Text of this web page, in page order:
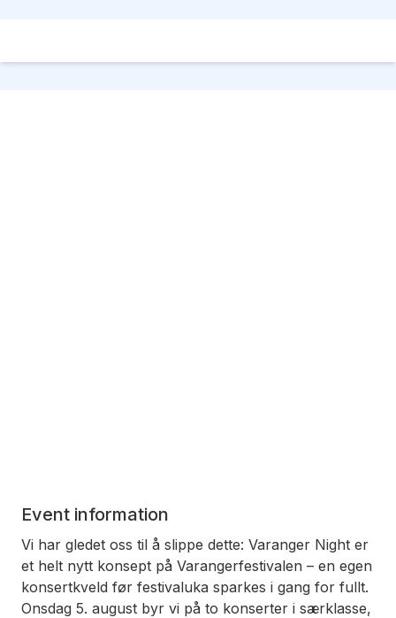
Event information
Vi har gledet oss til å slippe dette: Varanger Night er
et helt nytt konsept på Varangerfestivalen – en egen
konsertkveld før festivaluka sparkes i gang for fullt.
Onsdag 5. august byr vi på to konserter i særklasse,